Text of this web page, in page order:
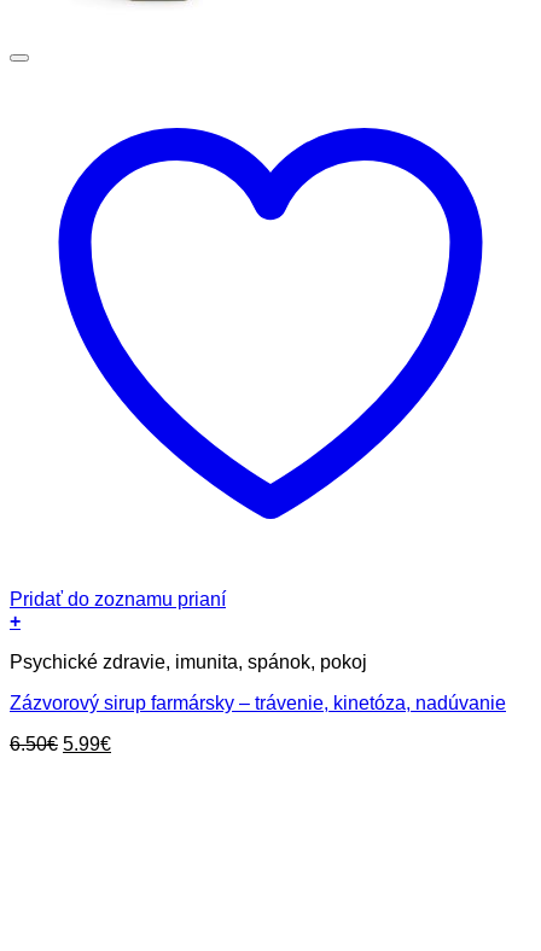
Pridať do zoznamu prianí
+
Psychické zdravie, imunita, spánok, pokoj
Zázvorový sirup farmársky – trávenie, kinetóza, nadúvanie
6.50€ Pôvodná
5.99€Aktuálna